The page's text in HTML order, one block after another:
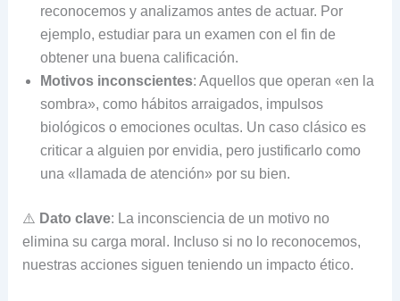
reconocemos y analizamos antes de actuar. Por
ejemplo, estudiar para un examen con el fin de
obtener una buena calificación.
Motivos inconscientes: Aquellos que operan «en la
sombra», como hábitos arraigados, impulsos
biológicos o emociones ocultas. Un caso clásico es
criticar a alguien por envidia, pero justificarlo como
una «llamada de atención» por su bien.
⚠️ Dato clave: La inconsciencia de un motivo no
elimina su carga moral. Incluso si no lo reconocemos,
nuestras acciones siguen teniendo un impacto ético.